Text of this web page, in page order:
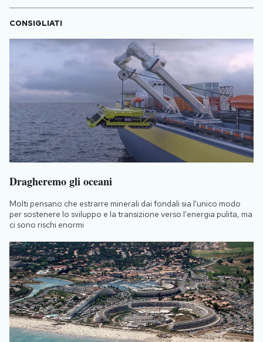
CONSIGLIATI
Dragheremo gli oceani
Molti pensano che estrarre minerali dai fondali sia l'unico modo
per sostenere lo sviluppo e la transizione verso l'energia pulita, ma
ci sono rischi enormi